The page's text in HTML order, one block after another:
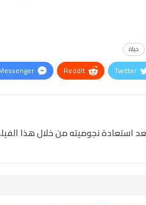
حياة
Twitter
ReddIt
نجوميته من خلال هذا